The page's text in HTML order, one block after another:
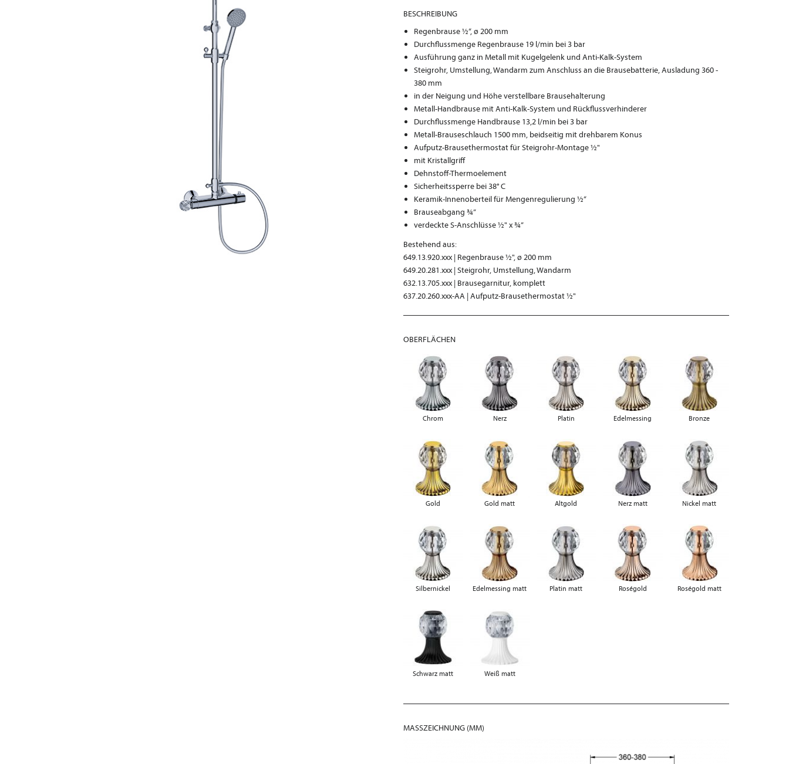
BESCHREIBUNG
Regenbrause ½“, ø 200 mm
Durchflussmenge Regenbrause 19 l/min bei 3 bar
Ausführung ganz in Metall mit Kugelgelenk und Anti-Kalk-System
Steigrohr, Umstellung, Wandarm zum Anschluss an die Brausebatterie, Ausladung 360 -
380 mm
in der Neigung und Höhe verstellbare Brausehalterung
Metall-Handbrause mit Anti-Kalk-System und Rückflussverhinderer
Durchflussmenge Handbrause 13,2 l/min bei 3 bar
Metall-Brauseschlauch 1500 mm, beidseitig mit drehbarem Konus
Aufputz-Brausethermostat für Steigrohr-Montage ½"
mit Kristallgriff
Dehnstoff-Thermoelement
Sicherheitssperre bei 38° C
Keramik-Innenoberteil für Mengenregulierung ½“
Brauseabgang ¾”
verdeckte S-Anschlüsse ½" x ¾”
Bestehend aus:
649.13.920.xxx | Regenbrause ½", ø 200 mm
649.20.281.xxx | Steigrohr, Umstellung, Wandarm
632.13.705.xxx | Brausegarnitur, komplett
637.20.260.xxx-AA | Aufputz-Brausethermostat ½"
OBERFLÄCHEN
Chrom Nerz Platin Edelmessing Bronze
Gold Gold matt Altgold Nerz matt Nickel matt
Silbernickel Edelmessing matt Platin matt Roségold Roségold matt
Schwarz matt Weiß matt
MASSZEICHNUNG (MM)